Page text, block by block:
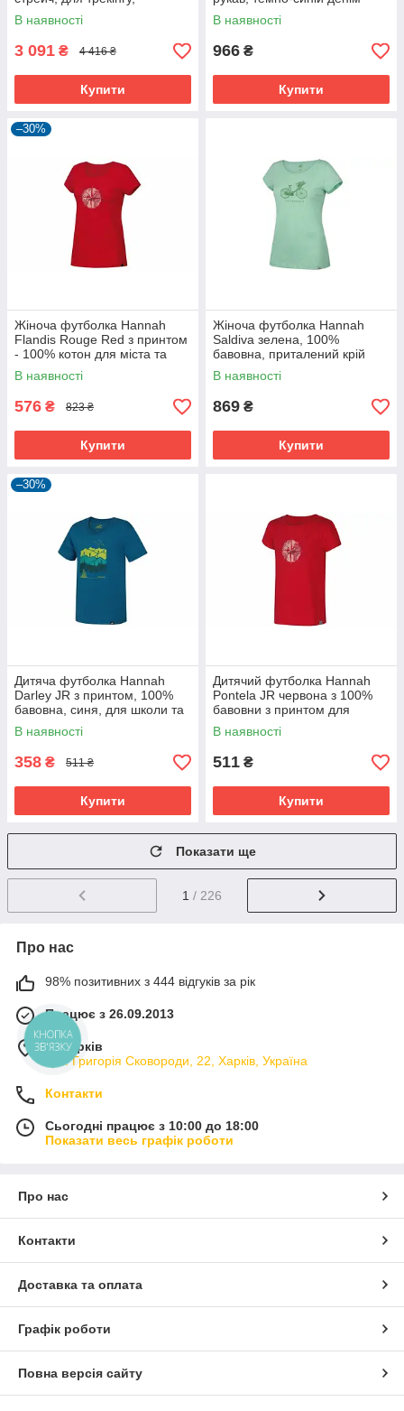
регульований пояс
В наявності
3 091 ₴ 4 416 ₴
Купити
В наявності
966 ₴
Купити
–30%
Жіноча футболка Hannah
Flandis Rouge Red з принтом
- 100% котон для міста та
туризму.
В наявності
576 ₴ 823 ₴
Купити
Жіноча футболка Hannah
Saldiva зелена, 100%
бавовна, приталений крій
для міста та подорожей.
В наявності
869 ₴
Купити
–30%
Дитяча футболка Hannah
Darley JR з принтом, 100%
бавовна, синя, для школи та
туризму.
В наявності
358 ₴ 511 ₴
Купити
Дитячий футболка Hannah
Pontela JR червона з 100%
бавовни з принтом для
школи та туризму
В наявності
511 ₴
Купити
Показати ще
1 / 226
Про нас
98% позитивних з 444 відгуків за рік
Працює з 26.09.2013
м. Харків
вул. Григорія Сковороди, 22, Харків, Україна
Контакти
Сьогодні працює з 10:00 до 18:00
Показати весь графік роботи
Про нас
Контакти
Доставка та оплата
Графік роботи
Повна версія сайту
КНОПКА
ЗВ'ЯЗКУ